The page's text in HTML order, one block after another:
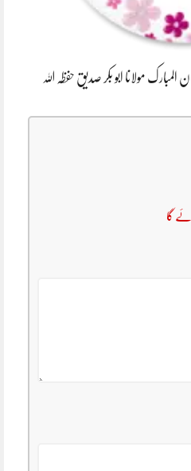
مولانا ابو بکر صدیق حفظہ اللہ
گا